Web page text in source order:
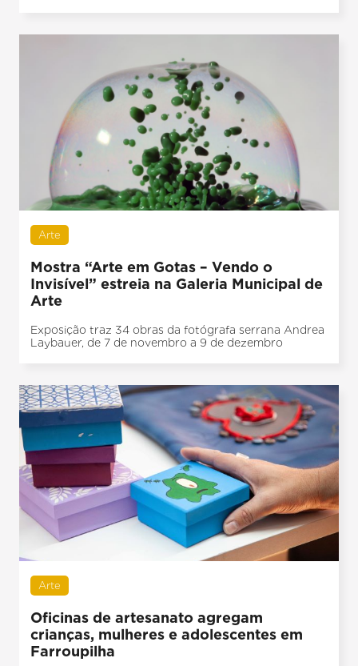
Arte
Mostra “Arte em Gotas – Vendo o
Invisível” estreia na Galeria Municipal de
Arte
Exposição traz 34 obras da fotógrafa serrana Andrea
Laybauer, de 7 de novembro a 9 de dezembro
Arte
Oficinas de artesanato agregam
crianças, mulheres e adolescentes em
Farroupilha